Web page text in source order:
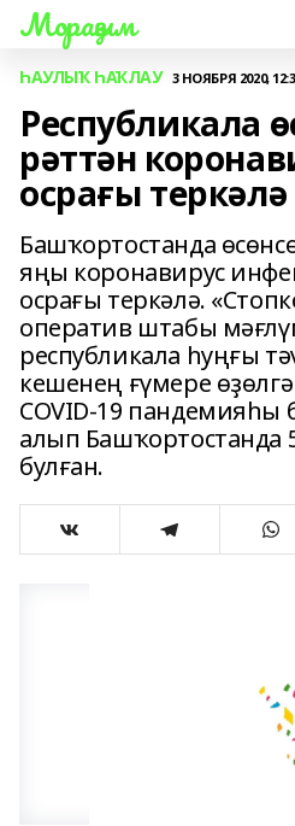
Мораҙым
ҺАУЛЫҠ ҺАҠЛАУ 3 НОЯБРЯ 2020,
Республикала
рәттән
осрағы теркәлә
Башҡортостанда
яңы коронавирус
осрағы теркәлә.
оператив штабы
республикала һуңғы
кешенең ғүмере
COVID-19 пандемияһы
алып Башҡортостанда
булған.